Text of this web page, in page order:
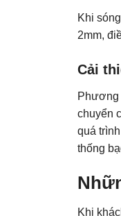
Khi
2mm,
Cải
Phương
chuyển
quá
thống
Khi